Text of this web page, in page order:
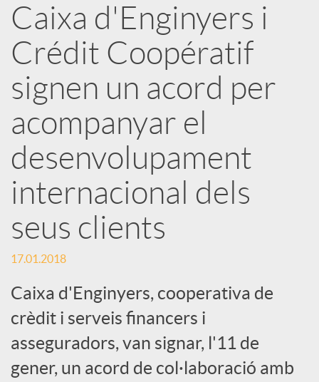
b
l
i
c
a
d
o
r
Caixa d'Enginyers i
Crédit Coopératif
signen un acord per
acompanyar el
desenvolupament
internacional dels
seus clients
17.01.2018
Caixa d'Enginyers, cooperativa de
crèdit i serveis financers i
asseguradors, van signar, l'11 de
gener, un acord de col·laboració amb